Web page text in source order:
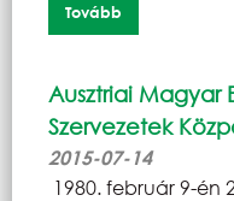
Tovább
Ausztriai Magyar
Szervezetek
2015-07-14
1980. február 9-én